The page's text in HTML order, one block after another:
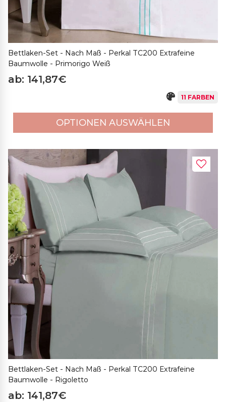
Bettlaken-Set - Nach Maß - Perkal TC200 Extrafeine
Baumwolle - Primorigo Weiß
ab: 141,87€
11 FARBEN
OPTIONEN AUSWÄHLEN
Bettlaken-Set - Nach Maß - Perkal TC200 Extrafeine
Baumwolle - Rigoletto
ab: 141,87€